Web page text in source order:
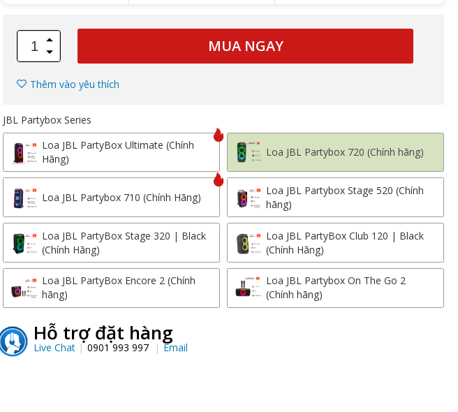
MUA NGAY
Thêm vào yêu thích
JBL Partybox Series
Loa JBL PartyBox Ultimate (Chính
Hãng)
Loa JBL Partybox 720 (Chính hãng)
Loa JBL Partybox 710 (Chính Hãng)
Loa JBL Partybox Stage 520 (Chính
hãng)
Loa JBL PartyBox Stage 320 | Black
(Chính Hãng)
Loa JBL PartyBox Club 120 | Black
(Chính Hãng)
Loa JBL PartyBox Encore 2 (Chính
hãng)
Loa JBL Partybox On The Go 2
(Chính hãng)
Hỗ trợ đặt hàng
Live Chat 0901 993 997 Email